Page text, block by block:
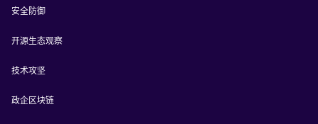
安全防御
开源生态观察
技术攻坚
政企区块链